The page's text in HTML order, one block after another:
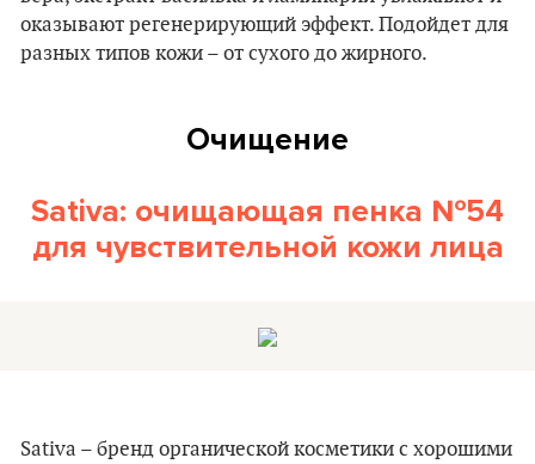
оказывают регенерирующий эффект. Подойдет для
разных типов кожи – от сухого до жирного.
Очищение
Sativa: очищающая пенка №54
для чувствительной кожи лица
Sativa – бренд органической косметики с хорошими